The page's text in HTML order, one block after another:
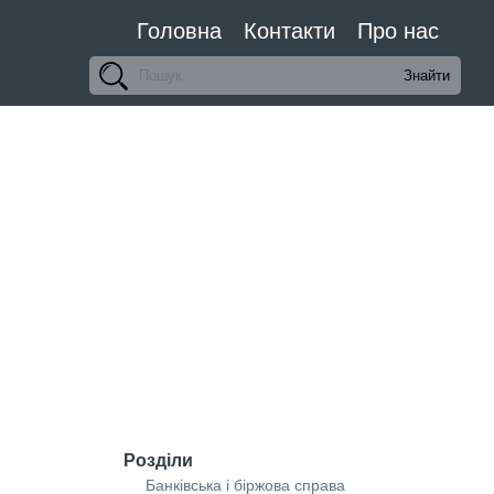
Головна Контакти Про нас
Розділи
Банківська і біржова справа